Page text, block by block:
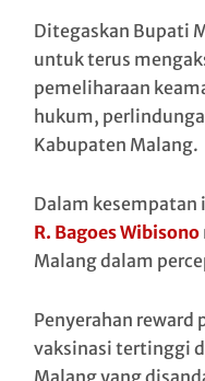
Ditegaskan Bupati
untuk terus
pemeliharaan
hukum,
Kabupaten Malang.
Dalam kesempatan
R. Bagoes Wibisono
Malang dalam
Penyerahan reward
vaksinasi tertinggi
Malang yang